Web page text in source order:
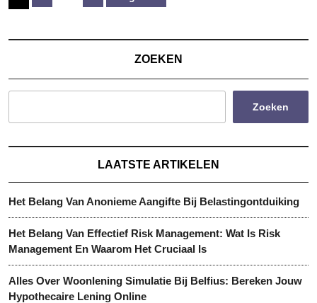
paginering
ZOEKEN
Zoeken
LAATSTE ARTIKELEN
Het Belang Van Anonieme Aangifte Bij Belastingontduiking
Het Belang Van Effectief Risk Management: Wat Is Risk
Management En Waarom Het Cruciaal Is
Alles Over Woonlening Simulatie Bij Belfius: Bereken Jouw
Hypothecaire Lening Online